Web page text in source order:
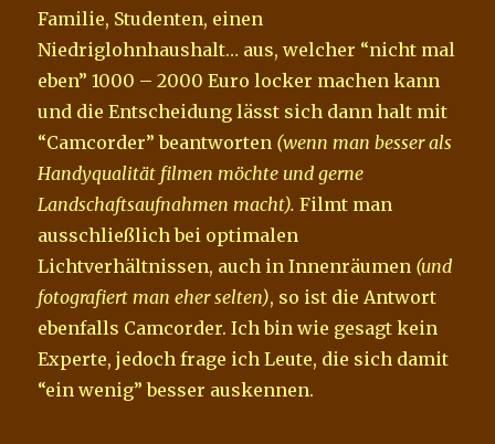
Familie, Studenten, einen
Niedriglohnhaushalt… aus, welcher “nicht mal
eben” 1000 – 2000 Euro locker machen kann
und die Entscheidung lässt sich dann halt mit
“Camcorder” beantworten (wenn man besser als
Handyqualität filmen möchte und gerne
Landschaftsaufnahmen macht). Filmt man
ausschließlich bei optimalen
Lichtverhältnissen, auch in Innenräumen (und
fotografiert man eher selten), so ist die Antwort
ebenfalls Camcorder. Ich bin wie gesagt kein
Experte, jedoch frage ich Leute, die sich damit
“ein wenig” besser auskennen.